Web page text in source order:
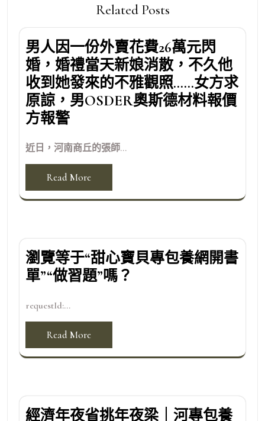
Related Posts
男人因一份外賣花費26萬元閃
婚，婚禮當天新娘消散，不久他
收到她發來的不雅觀照……女方求
原諒，男OSDER奧斯德材料報價
方報警
近日，河南商丘的張師...
Read More
瀏覽等于“甜心寶貝專包養網開書
單”“做習題”嗎？
requestId:...
Read More
經濟年夜省挑年夜梁｜河專包養